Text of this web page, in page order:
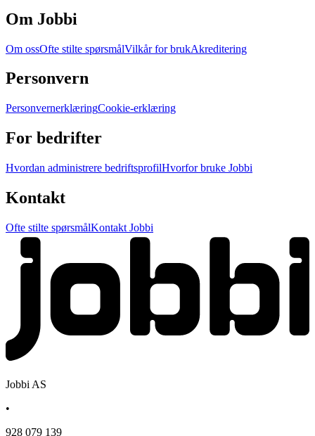
Om Jobbi
Om ossOfte stilte spørsmålVilkår for brukAkreditering
Personvern
PersonvernerklæringCookie-erklæring
For bedrifter
Hvordan administrere bedriftsprofilHvorfor bruke Jobbi
Kontakt
Ofte stilte spørsmålKontakt Jobbi
Jobbi AS
•
928 079 139